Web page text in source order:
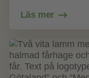
Läs mer